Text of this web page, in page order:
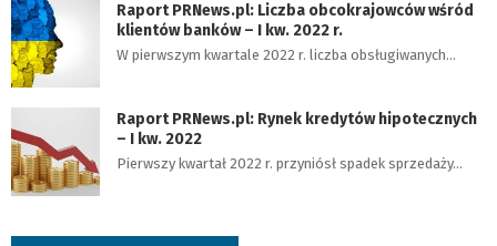
Raport PRNews.pl: Liczba obcokrajowców wśród
klientów banków – I kw. 2022 r.
W pierwszym kwartale 2022 r. liczba obsługiwanych…
Raport PRNews.pl: Rynek kredytów hipotecznych
– I kw. 2022
Pierwszy kwartał 2022 r. przyniósł spadek sprzedaży…